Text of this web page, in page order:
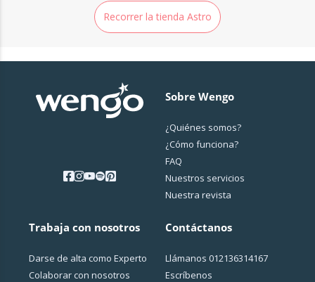
Recorrer la tienda Astro
Sobre Wengo
¿Quiénes somos?
¿Cо́mo funciona?
FAQ
Nuestros servicios
Nuestra revista
Trabaja con nosotros
Darse de alta como Experto
Colaborar con nosotros
Contáctanos
Llámanos 012136314167
Escríbenos